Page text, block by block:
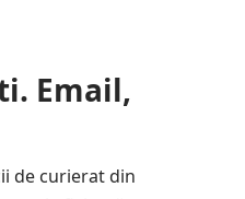
Email,
de curierat din